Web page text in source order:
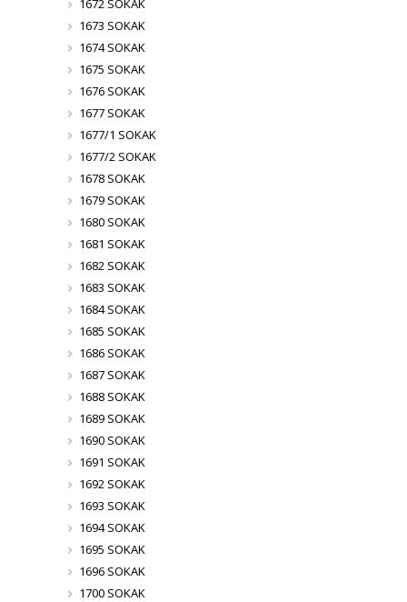
1672 SOKAK
1673 SOKAK
1674 SOKAK
1675 SOKAK
1676 SOKAK
1677 SOKAK
1677/1 SOKAK
1677/2 SOKAK
1678 SOKAK
1679 SOKAK
1680 SOKAK
1681 SOKAK
1682 SOKAK
1683 SOKAK
1684 SOKAK
1685 SOKAK
1686 SOKAK
1687 SOKAK
1688 SOKAK
1689 SOKAK
1690 SOKAK
1691 SOKAK
1692 SOKAK
1693 SOKAK
1694 SOKAK
1695 SOKAK
1696 SOKAK
1700 SOKAK